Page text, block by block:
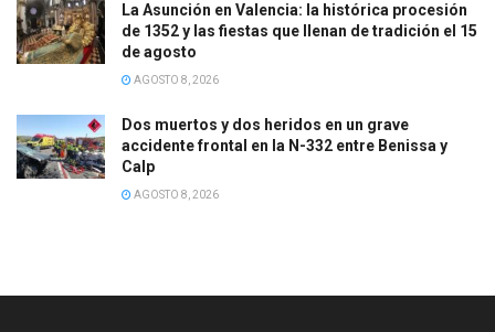
La Asunción en Valencia: la histórica procesión
de 1352 y las fiestas que llenan de tradición el 15
de agosto
AGOSTO 8, 2026
Dos muertos y dos heridos en un grave
accidente frontal en la N-332 entre Benissa y
Calp
AGOSTO 8, 2026